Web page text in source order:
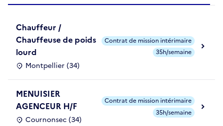
Chauffeur /
Chauffeuse de poids
lourd
Montpellier (34)
Contrat de mission intérimaire
35h/semaine
MENUISIER
AGENCEUR H/F
Cournonsec (34)
Contrat de mission intérimaire
35h/semaine